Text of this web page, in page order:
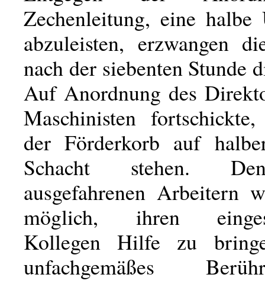
Zechenleitung, eine halbe
abzuleisten, erzwangen
nach der siebenten Stunde
Auf Anordnung des
Maschinisten
der Förderkorb auf
Schacht stehen.
ausgefahrenen Arbeitern
möglich, ihren
Kollegen Hilfe zu
unfachgemäßes